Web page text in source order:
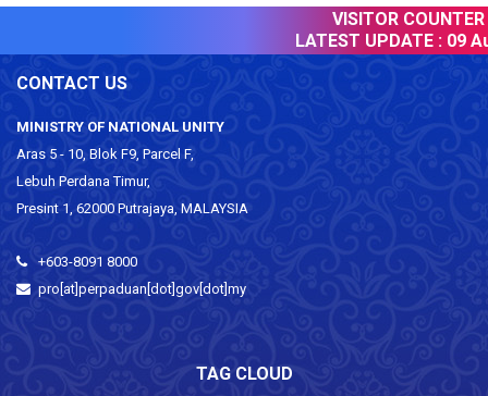
VISITOR COUNTER :
LATEST UPDATE :09
CONTACT US
MINISTRY OF NATIONAL UNITY
Aras 5 - 10, Blok F9, Parcel F,
Lebuh Perdana Timur,
Presint 1, 62000 Putrajaya, MALAYSIA
+603-8091 8000
pro[at]perpaduan[dot]gov[dot]my
TAG CLOUD